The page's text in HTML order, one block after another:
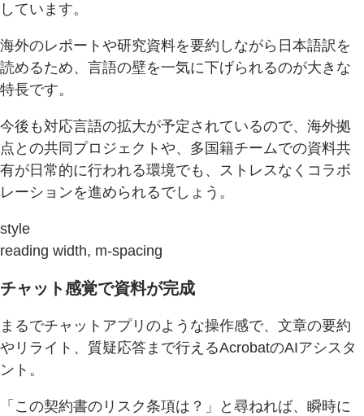
しています。
海外のレポートや研究資料を要約しながら日本語訳を
読めるため、言語の壁を一気に下げられるのが大きな
特長です。
今後も対応言語の拡大が予定されているので、海外拠
点との共同プロジェクトや、多国籍チームでの資料共
有が日常的に行われる環境でも、ストレスなくコラボ
レーションを進められるでしょう。
style
reading width, m-spacing
チャット感覚で資料が完成
まるでチャットアプリのような操作感で、文章の要約
やリライト、質疑応答まで行えるAcrobatのAIアシスタ
ント。
「この契約書のリスク条項は？」と尋ねれば、瞬時に